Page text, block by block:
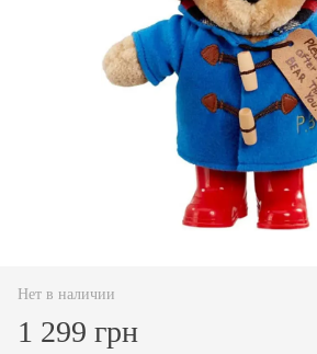
Нет в наличии
1 299 грн